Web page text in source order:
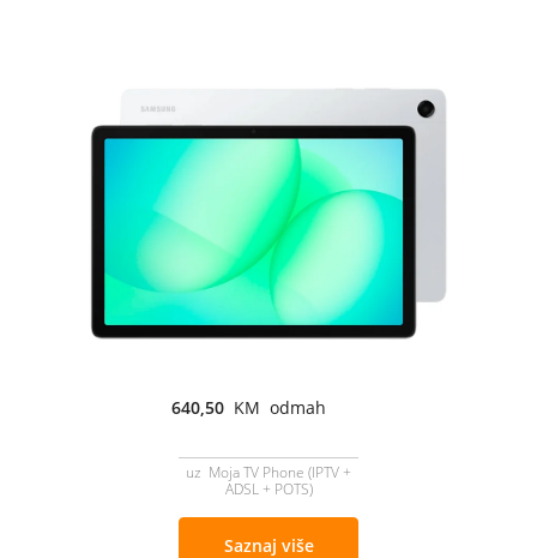
640,50 KM odmah
uz Moja TV Phone (IPTV +
ADSL + POTS)
Saznaj više